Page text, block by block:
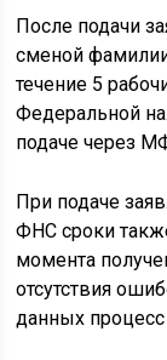
После подачи
сменой
течение 5
Федеральной
подаче через
При подаче
ФНС сроки
момента
отсутствия
данных процесс